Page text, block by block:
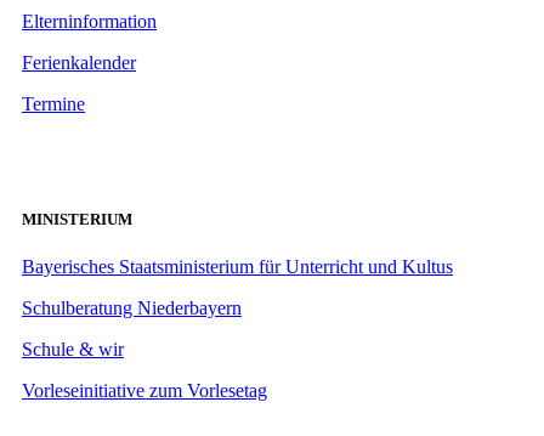
Elterninformation
Ferienkalender
Termine
MINISTERIUM
Bayerisches Staatsministerium für Unterricht und Kultus
Schulberatung Niederbayern
Schule & wir
Vorleseinitiative zum Vorlesetag